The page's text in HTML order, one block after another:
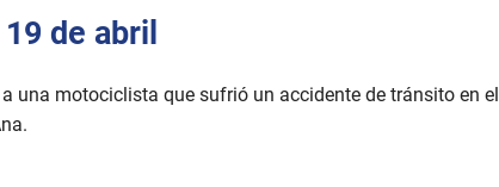
de abril
una motociclista que sufrió un accidente de tránsito en el